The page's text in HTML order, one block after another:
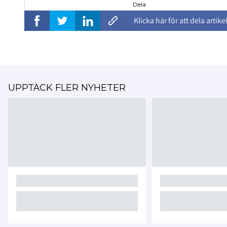
Dela
Klicka här för att dela
UPPTÄCK FLER NYHETER